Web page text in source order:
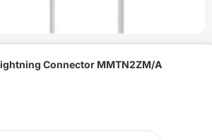
Connector MMTN2ZM/A